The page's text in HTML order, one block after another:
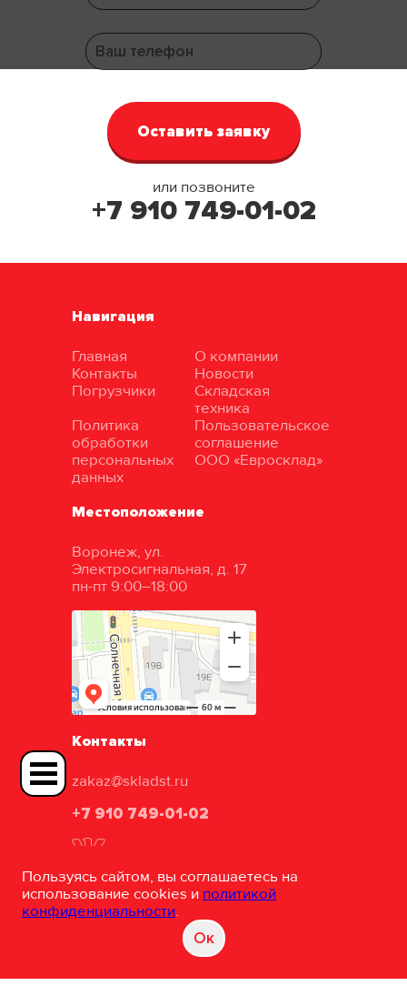
или позвоните
+7 910 749-01-02
Навигация
Главная
О компании
Контакты
Новости
Погрузчики
Складская
техника
Политика
обработки
персональных
данных
Пользовательское
соглашение
ООО «Евросклад»
Местоположение
Воронеж, ул.
Электросигнальная, д. 17
пн-пт 9:00–18:00
Контакты
zakaz@skladst.ru
+7 910 749-01-02
ТД «Складские технологии»
Разработка и сопровождение сайта
"White-studio"
Пользуясь сайтом, вы соглашаетесь на
использование cookies и политикой
конфиденциальности.
Oк